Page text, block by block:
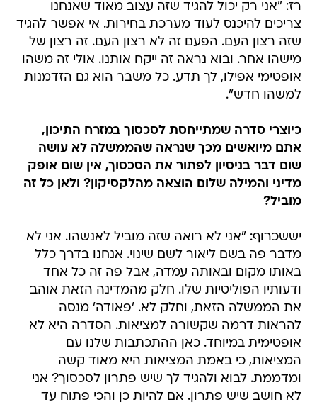
רז: "אני רק יכול להגיד שזה עצוב מאוד שאנחנו
צריכים להיכנס לעוד מערכת בחירות. אי אפשר להגיד
שזה רצון העם. הפעם זה לא רצון העם. זה רצון של
מישהו אחר. ובוא נראה זה ייקח אותנו. אולי זה משהו
אופטימי אפילו, לך תדע. כל משבר הוא גם הזדמנות
למשהו חדש".
כיוצרי סדרה שמתייחסת לסכסוך במזרח התיכון,
אתם מיואשים מכך שנראה שהממשלה לא עושה
שום דבר בניסיון לפתור את הסכסוך, אין שום אופק
מדיני והמילה שלום הוצאה מהלקסיקון? ולאן כל זה
מוביל?
יששכרוף: "אני לא רואה שזה מוביל לאנשהו. אני לא
מדבר פה בשם ליאור לשם שינוי. אנחנו בדרך כלל
באותו מקום ובאותה עמדה, אבל פה זה כל אחד
ודעותיו הפוליטיות שלו. חלק מהמדינה הזאת אוהב
את הממשלה הזאת, וחלק לא. 'פאודה' מנסה
להראות דרמה שקשורה למציאות. הסדרה היא לא
אופטימית במיוחד. כאן ההתכתבות שלנו עם
המציאות, כי באמת המציאות היא מאוד קשה
ומדממת. לבוא ולהגיד לך שיש פתרון לסכסוך? אני
לא חושב שיש פתרון. אם להיות כן והכי פתוח עד